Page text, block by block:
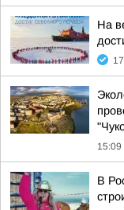
На
15:09
В